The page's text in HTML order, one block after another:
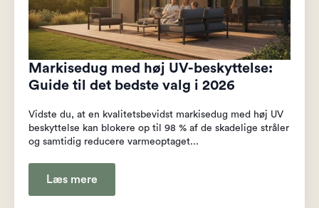
Markisedug med høj UV-beskyttelse:
Guide til det bedste valg i 2026
Vidste du, at en kvalitetsbevidst markisedug med høj UV
beskyttelse kan blokere op til 98 % af de skadelige stråler
og samtidig reducere varmeoptaget...
Læs mere